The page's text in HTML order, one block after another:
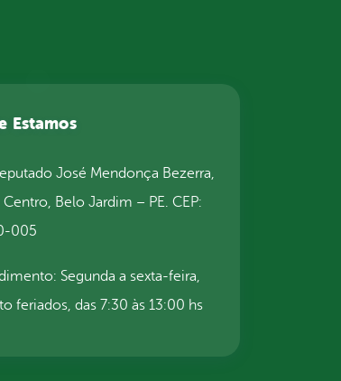
Estamos
José Mendonça Bezerra,
Belo Jardim – PE. CEP:
005
Segunda a sexta-feira,
feriados, das 7:30 às 13:00 hs